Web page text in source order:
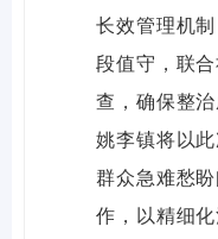
长效管理机
段值守，联
查，确保整
姚李镇将以
群众急难愁
作，以精细